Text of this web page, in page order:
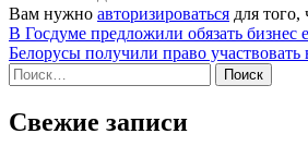
Вам нужно авторизироваться для того,
Навигация
по
В Госдуме предложили обязать
Белорусы получили право
Найти:
Свежие записи